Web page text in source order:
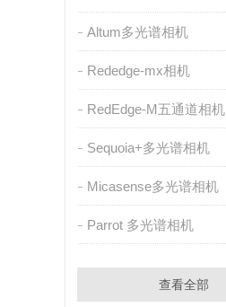
Altum多光谱相机
Rededge-mx相机
RedEdge-M五通道相机
Sequoia+多光谱相机
Micasense多光谱相机
Parrot 多光谱相机
查看全部